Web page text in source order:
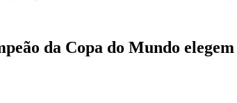
da Copa do Mundo